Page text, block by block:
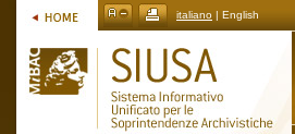
italiano | English